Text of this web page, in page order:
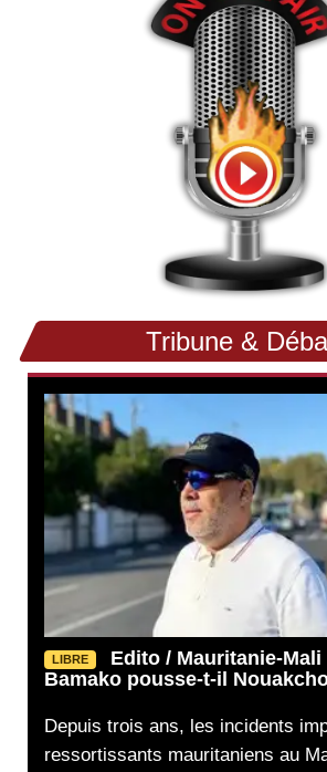
Tribune &
LIBRE
Edito / Mauritanie-
Bamako pousse-t-il
Depuis trois ans, les incidents
ressortissants mauritaniens au